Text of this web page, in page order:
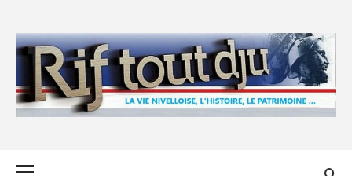
content